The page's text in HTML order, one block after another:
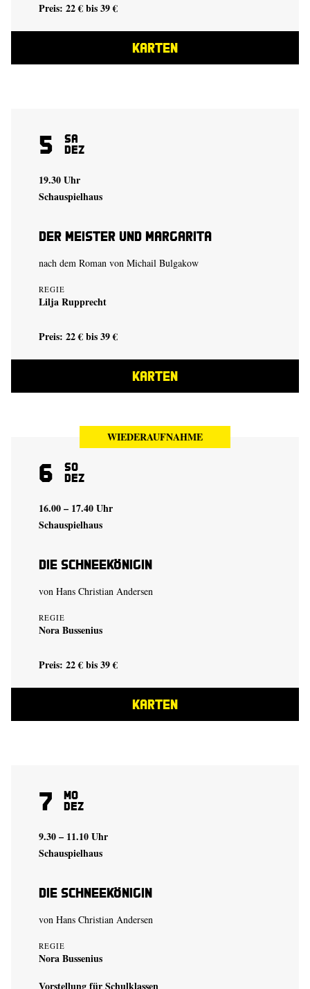
Preis: 22 € bis 39 €
KARTEN
5 Sa
Dez
19.30 Uhr
Schauspielhaus
Der Meister und Margarita
nach dem Roman von Michail Bulgakow
REGIE
Lilja Rupprecht
Preis: 22 € bis 39 €
KARTEN
WIEDERAUFNAHME
6 So
Dez
16.00 – 17.40 Uhr
Schauspielhaus
Die Schneekönigin
von Hans Christian Andersen
REGIE
Nora Bussenius
Preis: 22 € bis 39 €
KARTEN
7 Mo
Dez
9.30 – 11.10 Uhr
Schauspielhaus
Die Schneekönigin
von Hans Christian Andersen
REGIE
Nora Bussenius
Vorstellung für Schulklassen